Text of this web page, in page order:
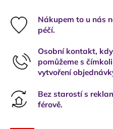
Nákupem to u nás
péčí.
Osobní kontakt,
pomůžeme s
vytvoření
Bez starostí s
férově.